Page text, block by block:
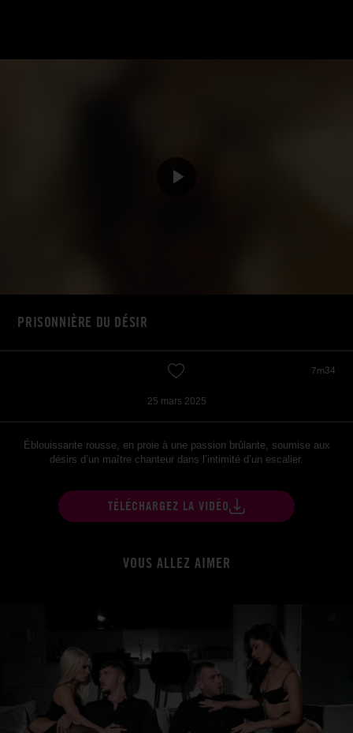
PRISONNIÈRE DU DÉSIR
7m34
25 mars 2025
Éblouissante rousse, en proie à une passion brûlante, soumise aux
désirs d’un maître chanteur dans l’intimité d’un escalier.
TÉLÉCHARGEZ LA VIDÉO
VOUS ALLEZ AIMER